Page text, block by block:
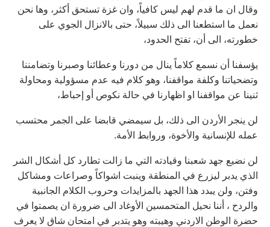
وقال ان ما قدم لهم ليس كافياً، وان غزة تستحق أكثر، وها نحن
نعمل ما استطعنا الى ذلك سبيلاً، حتى بالانزال الجوي على
خطورته، الى أن، تفتح الحدود،
يؤسفنا أن نسمع كلاماً ينال من دورنا وعطائنا وصبرنا وتضامننا
وتضحياتنا وكلفة مواقفنا، وهو كلام فيه عدم مسؤولية ومحاولة
ثنينا عن مواقفنا او اظهارنا في حالة نكوص أو إحباط،
لن ينجر الأردن الى ذلك، بل سيمضي قابضا على الجمر محتسب
عمله للإنسانية والأخوة، وروابط الأمة.
لن نضيع جهد شعبنا وقيادته التي ما زالت تطارد كل أشكال الشر
الذي يدبر ليزرع في المنطقة وينبت اشواكاً وصراعات ومشاكل
وفتن، ولن يبدد هذا الجهد بالمزايدات وحروب الكلام الجانبية
والردح ، أننا نحيل المتحمسين الأوغاد الى ضرورة ان يصمتوا في
حضرة الوطن الاردني وهيبته وهو يتدبر في امتحان شاق لا يعرف